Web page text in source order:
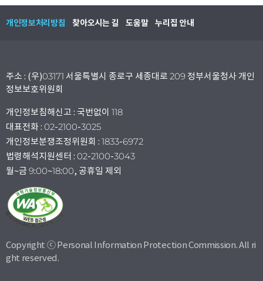
개인정보처리방침 찾아오시는 길 도움말 누리집 안내
주소 : (우)03171 서울특별시 종로구 세종대로 209 정부서울청사 개인
정보보호위원회
개인정보침해신고 : 국번없이 118
대표전화 : 02-2100-3025
개인정보분쟁조정위원회 : 1833-6972
법령해석지원센터 : 02-2100-3043
월~금 9:00~18:00, 공휴일 제외
Copyright ⓒ Personal Information Protection Commission. All ri
ght reserved.